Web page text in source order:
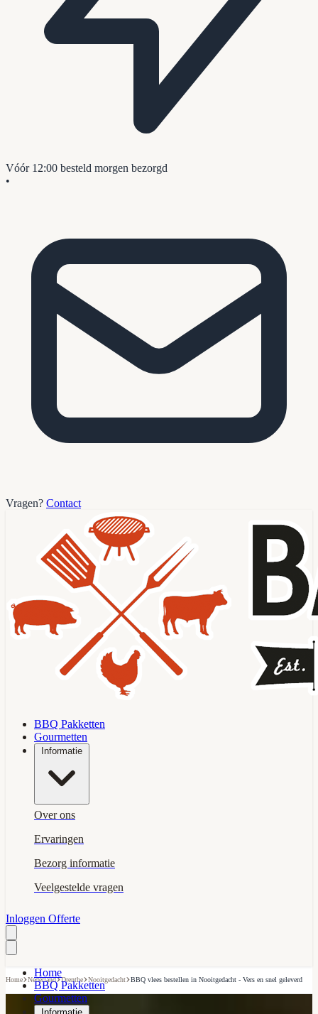
Vóór 12:00 besteld morgen bezorgd
•
Vragen? Contact
BBQ Pakketten
Gourmetten
Informatie
Over ons
Ervaringen
Bezorg informatie
Veelgestelde vragen
Inloggen Offerte
Home
BBQ Pakketten
Gourmetten
Home›Nederland›Drenthe›Nooitgedacht›BBQ vlees bestellen in Nooitgedacht - Vers en snel geleverd